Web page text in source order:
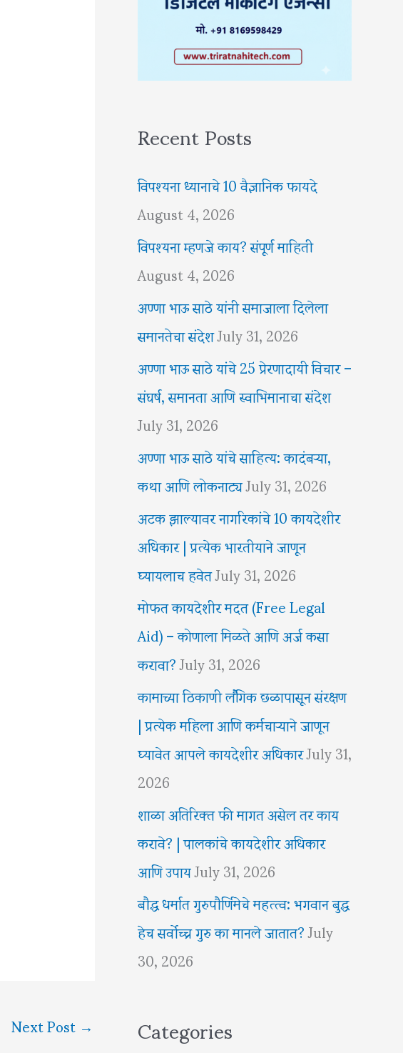
Next Post→
Recent Posts
विपश्यना ध्यानाचे 10 वैज्ञानिक फायदे
August 4, 2026
विपश्यना म्हणजे काय? संपूर्ण माहिती
August 4, 2026
अण्णा भाऊ साठे यांनी समाजाला दिलेला
समानतेचा संदेशJuly 31, 2026
अण्णा भाऊ साठे यांचे 25 प्रेरणादायी विचार –
संघर्ष, समानता आणि स्वाभिमानाचा संदेश
July 31, 2026
अण्णा भाऊ साठे यांचे साहित्य: कादंबऱ्या,
कथा आणि लोकनाट्यJuly 31, 2026
अटक झाल्यावर नागरिकांचे 10 कायदेशीर
अधिकार | प्रत्येक भारतीयाने जाणून
घ्यायलाच हवेतJuly 31, 2026
मोफत कायदेशीर मदत (Free Legal
Aid) – कोणाला मिळते आणि अर्ज कसा
करावा?July 31, 2026
कामाच्या ठिकाणी लैंगिक छळापासून संरक्षण
| प्रत्येक महिला आणि कर्मचाऱ्याने जाणून
घ्यावेत आपले कायदेशीर अधिकारJuly 31,
2026
शाळा अतिरिक्त फी मागत असेल तर काय
करावे? | पालकांचे कायदेशीर अधिकार
आणि उपायJuly 31, 2026
बौद्ध धर्मात गुरुपौर्णिमेचे महत्त्व: भगवान बुद्ध
हेच सर्वोच्च गुरु का मानले जातात?July
30, 2026
Categories